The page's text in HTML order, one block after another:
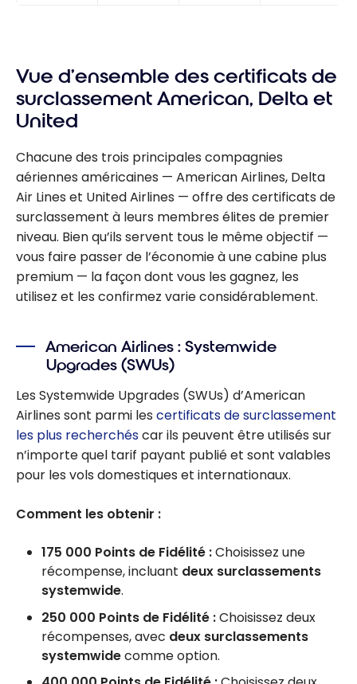
Vue d’ensemble des certificats de
surclassement American, Delta et
United
Chacune des trois principales compagnies
aériennes américaines — American Airlines, Delta
Air Lines et United Airlines — offre des certificats de
surclassement à leurs membres élites de premier
niveau. Bien qu’ils servent tous le même objectif —
vous faire passer de l’économie à une cabine plus
premium — la façon dont vous les gagnez, les
utilisez et les confirmez varie considérablement.
American Airlines : Systemwide
Upgrades (SWUs)
Les Systemwide Upgrades (SWUs) d’American
Airlines sont parmi les certificats de surclassement
les plus recherchéscar ils peuvent être utilisés sur
n’importe quel tarif payant publié et sont valables
pour les vols domestiques et internationaux.
Comment les obtenir :
175 000 Points de Fidélité :Choisissez une
récompense, incluant deux surclassements
systemwide.
250 000 Points de Fidélité :Choisissez deux
récompenses, avec deux surclassements
systemwidecomme option.